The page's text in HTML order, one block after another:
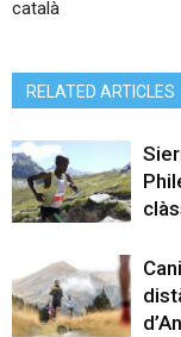
català
RELATED ARTICLES